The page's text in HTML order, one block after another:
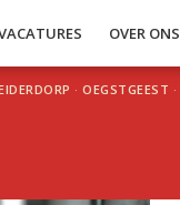
OVER ONS
· OEGSTGEEST ·